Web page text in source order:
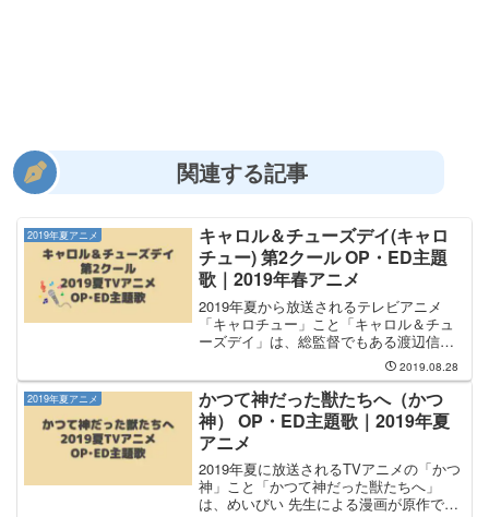
関連する記事
2019年夏アニメ
キャロル＆チューズデイ(キャロ
チュー) 第2クール OP・ED主題
歌｜2019年春アニメ
2019年夏から放送されるテレビアニメ
「キャロチュー」こと「キャロル＆チュ
ーズデイ」は、総監督でもある渡辺信一
郎さんとBONESによるアニメです。「キ
ャロチュー」は春から放送が続く連続ク
ールの第2クール目になります。内容は音
楽・歌をテーマに...
2019.08.28
2019年夏アニメ
かつて神だった獣たちへ（かつ
神） OP・ED主題歌｜2019年夏
アニメ
2019年夏に放送されるTVアニメの「かつ
神」こと「かつて神だった獣たちへ」
は、めいびい 先生による漫画が原作で